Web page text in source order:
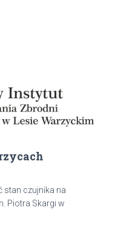
stan czujnika na
Piotra Skargi w